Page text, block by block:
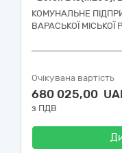
КОМУНАЛЬНЕ
ВАРАСЬКОЇ МІСЬКОЇ
Очікувана вартість
680 025,00
з ПДВ